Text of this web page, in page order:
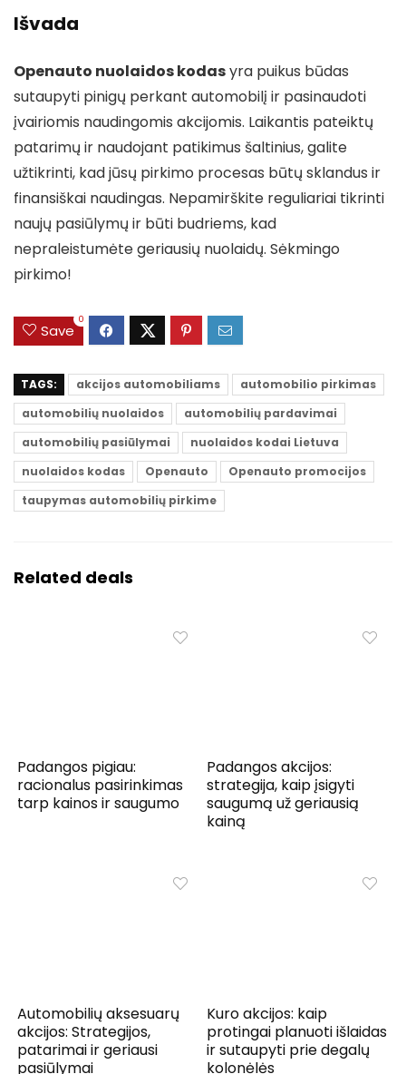
Išvada
Openauto nuolaidos kodasyra puikus būdas
sutaupyti pinigų perkant automobilį ir pasinaudoti
įvairiomis naudingomis akcijomis. Laikantis pateiktų
patarimų ir naudojant patikimus šaltinius, galite
užtikrinti, kad jūsų pirkimo procesas būtų sklandus ir
finansiškai naudingas. Nepamirškite reguliariai tikrinti
naujų pasiūlymų ir būti budriems, kad
nepraleistumėte geriausių nuolaidų. Sėkmingo
pirkimo!
Save
0
TAGS: akcijos automobiliams
automobilio pirkimas
automobilių nuolaidos
automobilių pardavimai
automobilių pasiūlymai
nuolaidos kodai Lietuva
nuolaidos kodas
Openauto
Openauto promocijos
taupymas automobilių pirkime
Related deals
Padangos pigiau:
racionalus pasirinkimas
tarp kainos ir saugumo
Padangos akcijos:
strategija, kaip įsigyti
saugumą už geriausią
kainą
Automobilių aksesuarų
akcijos: Strategijos,
patarimai ir geriausi
pasiūlymai
Kuro akcijos: kaip
protingai planuoti išlaidas
ir sutaupyti prie degalų
kolonėlės